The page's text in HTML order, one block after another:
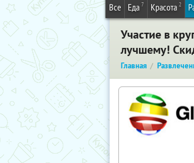
Все Еда 7 Красота 2
Участие в
лучшему!
Главная